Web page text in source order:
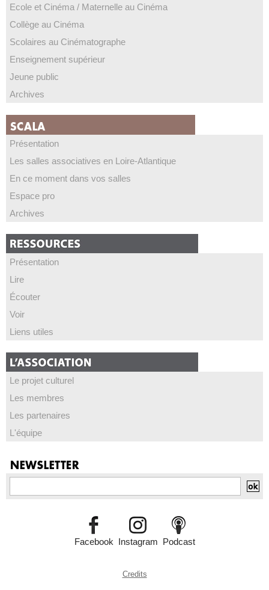
Ecole et Cinéma / Maternelle au Cinéma
Collège au Cinéma
Scolaires au Cinématographe
Enseignement supérieur
Jeune public
Archives
Présentation
Les salles associatives en Loire-Atlantique
En ce moment dans vos salles
Espace pro
Archives
Présentation
Lire
Écouter
Voir
Liens utiles
Le projet culturel
Les membres
Les partenaires
L'équipe
Facebook Instagram Podcast
Credits